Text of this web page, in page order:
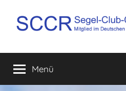
Inhalt
SCCR
e.V.
Deutschen
Segler-
Menü